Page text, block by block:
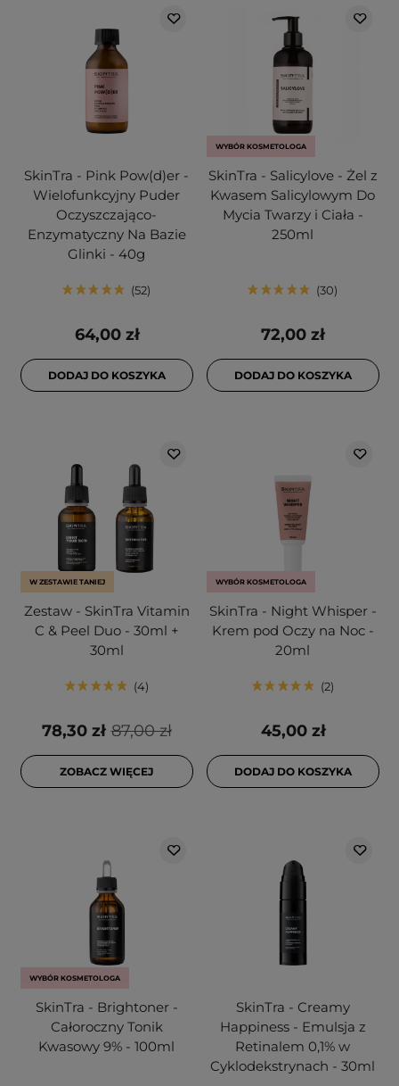
SkinTra - Pink Pow(d)er -
Wielofunkcyjny Puder
Oczyszczająco-
Enzymatyczny Na Bazie
Glinki - 40g
52
64,00 zł
DODAJ DO KOSZYKA
WYBÓR KOSMETOLOGA
SkinTra - Salicylove - Żel z
Kwasem Salicylowym Do
Mycia Twarzy i Ciała -
250ml
30
72,00 zł
DODAJ DO KOSZYKA
W ZESTAWIE TANIEJ
Zestaw - SkinTra Vitamin
C & Peel Duo - 30ml +
30ml
4
87,00 zł
78,30 zł
ZOBACZ WIĘCEJ
WYBÓR KOSMETOLOGA
SkinTra - Night Whisper -
Krem pod Oczy na Noc -
20ml
2
45,00 zł
DODAJ DO KOSZYKA
WYBÓR KOSMETOLOGA
SkinTra - Brightoner -
Całoroczny Tonik
Kwasowy 9% - 100ml
SkinTra - Creamy
Happiness - Emulsja z
Retinalem 0,1% w
Cyklodekstrynach - 30ml